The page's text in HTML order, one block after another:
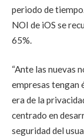
periodo de
NOI de iOS se
65%.
“Ante las nuevas
empresas tengan
era de la
centrado en
seguridad del